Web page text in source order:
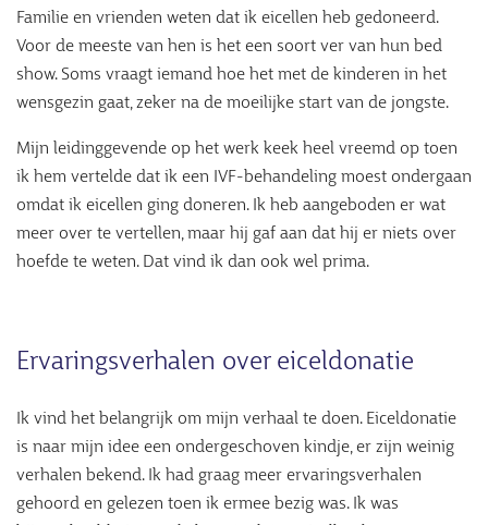
Familie en vrienden weten dat ik eicellen heb gedoneerd.
Voor de meeste van hen is het een soort ver van hun bed
show. Soms vraagt iemand hoe het met de kinderen in het
wensgezin gaat, zeker na de moeilijke start van de jongste.
Mijn leidinggevende op het werk keek heel vreemd op toen
ik hem vertelde dat ik een IVF-behandeling moest ondergaan
omdat ik eicellen ging doneren. Ik heb aangeboden er wat
meer over te vertellen, maar hij gaf aan dat hij er niets over
hoefde te weten. Dat vind ik dan ook wel prima.
Ervaringsverhalen over eiceldonatie
Ik vind het belangrijk om mijn verhaal te doen. Eiceldonatie
is naar mijn idee een ondergeschoven kindje, er zijn weinig
verhalen bekend. Ik had graag meer ervaringsverhalen
gehoord en gelezen toen ik ermee bezig was. Ik was